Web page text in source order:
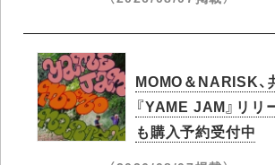
MOMO＆NARISK、
『YAME JAM』リ
も購入予約受付中